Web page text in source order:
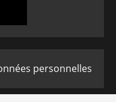
personnelles